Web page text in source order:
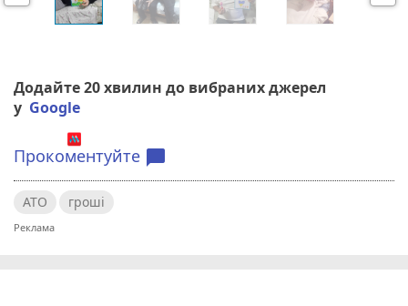
r
o
u
s
e
Додайте 20 хвилин до вибраних джерел
у Google
Прокоментуйте chat_bubble
АТО гроші